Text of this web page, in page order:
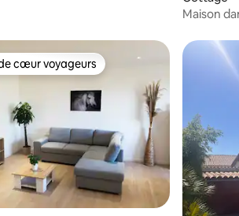
Maison
cœur voyageurs les plus appréciés
cœur voyageurs